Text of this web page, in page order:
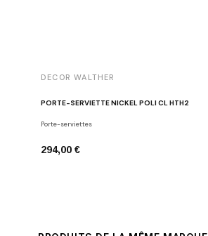
DECOR WALTHER
PORTE-SERVIETTE NICKEL POLI CL HTH2
Porte-serviettes
294,00 €